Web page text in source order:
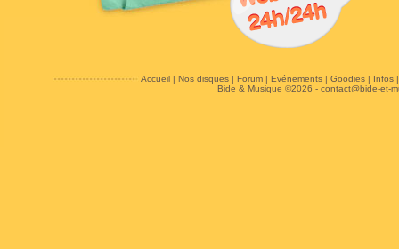
Accueil| Nos disques| Forum| Evénements| Goodies| Infos
Bide & Musique ©2026 - contact@bide-et-